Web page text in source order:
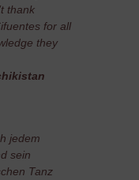
thank
for all
they
jedem
sein
Tanz